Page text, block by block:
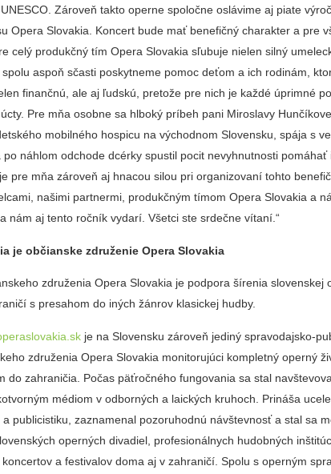
Zároveň takto operne spoločne oslávime aj piate
Opera Slovakia. Koncert bude mať benefičný charakter a pre
celý produkčný tím Opera Slovakia sľubuje nielen silný
aspoň sčasti poskytneme pomoc deťom a ich rodinám,
finančnú, ale aj ľudskú, pretože pre nich je každé úprimné
Pre mňa osobne sa hlboký príbeh pani Miroslavy
mobilného hospicu na východnom Slovensku, spája s
po náhlom odchode dcérky spustil pocit nevyhnutnosti pomáhať
pre mňa zároveň aj hnacou silou pri organizovaní tohto
našimi partnermi, produkčným tímom Opera Slovakia a
nám aj tento ročník vydarí. Všetci ste srdečne vítaní.“
je občianske združenie Opera Slovakia
združenia Opera Slovakia je podpora šírenia slovenskej
s presahom do iných žánrov klasickej hudby.
je na Slovensku zároveň jediný spravodajsko-
združenia Opera Slovakia monitorujúci kompletný operný
do zahraničia. Počas päťročného fungovania sa stal
médiom v odborných a laických kruhoch. Prináša
publicistiku, zaznamenal pozoruhodnú návštevnosť a stal sa
operných divadiel, profesionálnych hudobných
a festivalov doma aj v zahraničí. Spolu s operným